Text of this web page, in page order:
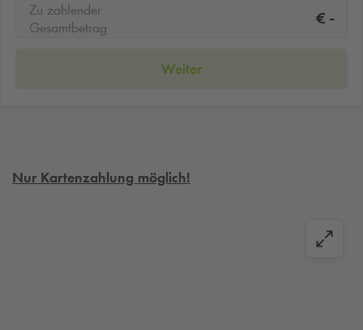
Zu zahlender
Gesamtbetrag
€ -
Weiter
Nur Kartenzahlung möglich!